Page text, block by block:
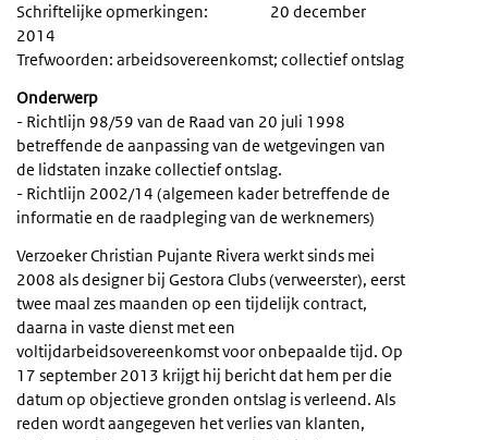
Schriftelijke opmerkingen: 20 december
2014
Trefwoorden: arbeidsovereenkomst; collectief ontslag
Onderwerp
- Richtlijn 98/59 van de Raad van 20 juli 1998
betreffende de aanpassing van de wetgevingen van
de lidstaten inzake collectief ontslag.
- Richtlijn 2002/14 (algemeen kader betreffende de
informatie en de raadpleging van de werknemers)
Verzoeker Christian Pujante Rivera werkt sinds mei
2008 als designer bij Gestora Clubs (verweerster), eerst
twee maal zes maanden op een tijdelijk contract,
daarna in vaste dienst met een
voltijdarbeidsovereenkomst voor onbepaalde tijd. Op
17 september 2013 krijgt hij bericht dat hem per die
datum op objectieve gronden ontslag is verleend. Als
reden wordt aangegeven het verlies van klanten,